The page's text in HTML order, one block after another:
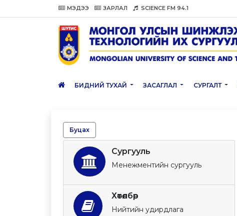
МЭДЭЭ ЗАРЛАЛ SCIENCE FM 94.1
БИДНИЙ ТУХАЙ ЗАСАГЛАЛ СУРГАЛТ
Буцах
Сургууль
Менежментийн сургууль
Хөтөлбөр
Нийтийн удирдлага